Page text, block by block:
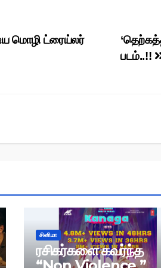
படம்..!!
மொழி ட்ரைய்லர்
சினிமா
ரசிகர்களை கவர்ந்த